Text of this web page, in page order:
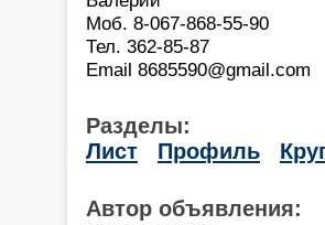
Моб. 8-067-868-55-90
Тел. 362-85-87
Email 8685590@gmail.com
Разделы:
Лист
Профиль
Автор объявления: